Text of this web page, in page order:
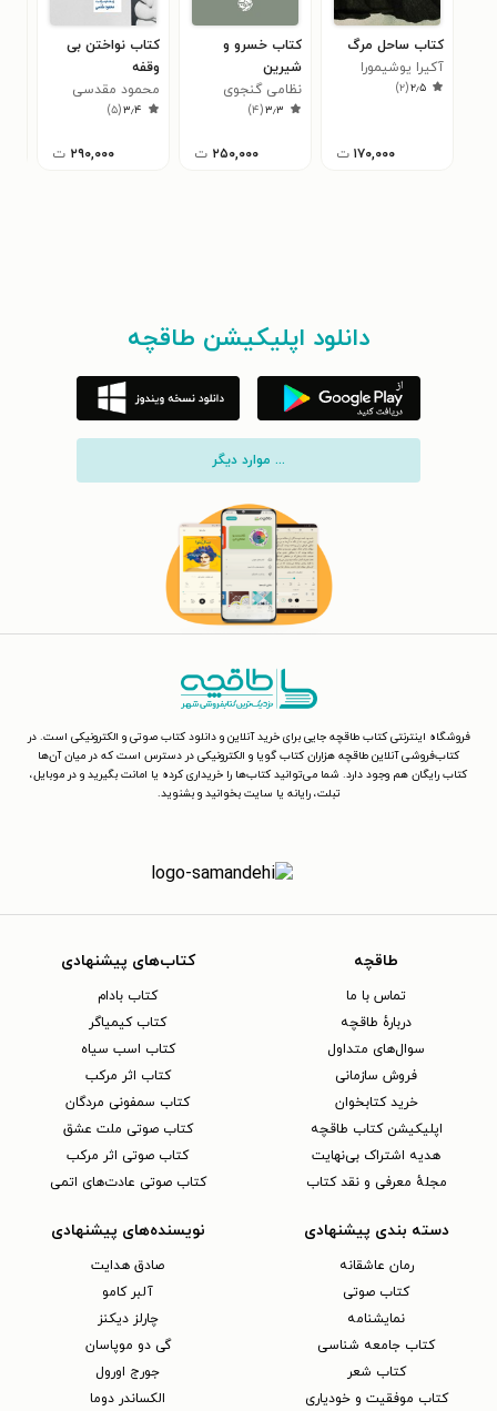
کتاب ساحل مرگ
آکیرا یوشیمورا
۲٫۵(۲)
۱۷۰,۰۰۰ ت
کتاب خسرو و
شیرین
نظامی گنجوی
۳٫۳(۴)
۲۵۰,۰۰۰ ت
کتاب نواختن بی
وقفه
محمود مقدسی
۳٫۴(۵)
۲۹۰,۰۰۰ ت
دانلود اپلیکیشن طاقچه
... موارد دیگر
فروشگاه اینترنتی کتاب طاقچه جایی برای خرید آنلاین و دانلود کتاب صوتی و الکترونیکی است. در
کتاب‌فروشی آنلاین طاقچه هزاران کتاب گویا و الکترونیکی در دسترس است که در میان آن‌ها
کتاب رایگان هم وجود دارد. شما می‌توانید کتاب‌ها را خریداری کرده یا امانت بگیرید و در موبایل،
تبلت، رایانه یا سایت بخوانید و بشنوید.
طاقچه
تماس با ما
دربارهٔ طاقچه
سوال‌های متداول
فروش سازمانی
خرید کتابخوان
اپلیکیشن کتاب طاقچه
هدیه اشتراک بی‌نهایت
مجلهٔ معرفی و نقد کتاب
کتاب‌های پیشنهادی
کتاب بادام
کتاب کیمیاگر
کتاب اسب سیاه
کتاب اثر مرکب
کتاب سمفونی مردگان
کتاب صوتی ملت عشق
کتاب صوتی اثر مرکب
کتاب صوتی عادت‌های اتمی
دسته بندی پیشنهادی
رمان عاشقانه
کتاب‌ صوتی
نمایشنامه
کتاب جامعه شناسی
کتاب شعر
کتاب موفقیت و خودیاری
نویسنده‌های پیشنهادی
صادق هدایت
آلبر کامو
چارلز دیکنز
گی دو موپاسان
جورج اورول
الکساندر دوما